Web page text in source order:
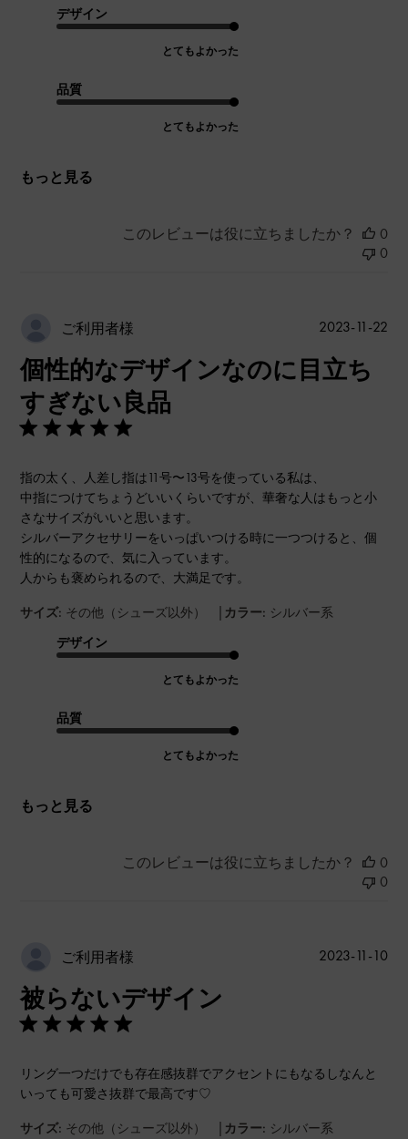
デザイン
とてもよかった
品質
とてもよかった
もっと見る
このレビューは役に立ちましたか？
0
0
ご利用者様
個性的なデザインなのに目立ち
すぎない良品
指の太く、人差し指は11号〜13号を使っている私は、
中指につけてちょうどいいくらいですが、華奢な人はもっと小
さなサイズがいいと思います。
シルバーアクセサリーをいっぱいつける時に一つつけると、個
性的になるので、気に入っています。
人からも褒められるので、大満足です。
サイズ: その他（シューズ以外） | カラー: シルバー系
デザイン
とてもよかった
品質
とてもよかった
もっと見る
公
2023-11-22
このレビューは役に立ちましたか？
0
0
ご利用者様
被らないデザイン
リング一つだけでも存在感抜群でアクセントにもなるしなんと
いっても可愛さ抜群で最高です♡
サイズ: その他（シューズ以外） | カラー: シルバー系
公
2023-11-10